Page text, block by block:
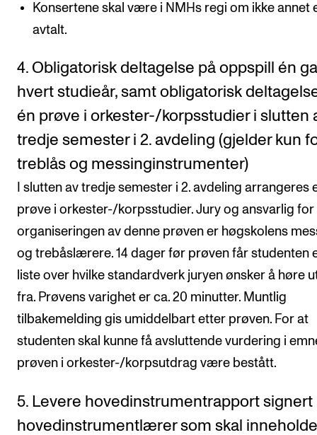
Konsertene skal være i NMHs regi om ikke annet
avtalt.
4. Obligatorisk deltagelse på oppspill én
hvert studieår, samt obligatorisk
én prøve i orkester-/korpsstudier i slutten
tredje semester i 2. avdeling (gjelder kun
treblås og messinginstrumenter)
I slutten av tredje semester i 2. avdeling arrangeres
prøve i orkester-/korpsstudier. Jury og ansvarlig for
organiseringen av denne prøven er høgskolens
og trebåslærere. 14 dager før prøven får studenten
liste over hvilke standardverk juryen ønsker å høre
fra. Prøvens varighet er ca. 20 minutter. Muntlig
tilbakemelding gis umiddelbart etter prøven. For at
studenten skal kunne få avsluttende vurdering i
prøven i orkester-/korpsutdrag være bestått.
5. Levere hovedinstrumentrapport signert
hovedinstrumentlærer som skal inneholde